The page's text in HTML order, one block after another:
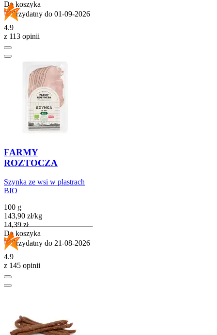
Do koszyka
Przydatny do 01-09-2026
4.9
z 113 opinii
FARMY
ROZTOCZA
Szynka ze wsi w plastrach
BIO
100 g
143,90 zł/kg
Cena
14,39 zł
Do koszyka
Przydatny do 21-08-2026
4.9
z 145 opinii